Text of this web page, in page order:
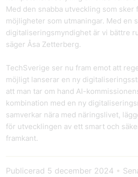
Med den snabba utveckling som sker
möjligheter som utmaningar. Med en
digitaliseringsmyndighet är vi bättre
säger Åsa Zetterberg.
TechSverige ser nu fram emot att
möjligt lanserar en ny
att man tar om hand AI-
kombination med en ny
samverkar nära med näringslivet,
för utvecklingen av ett smart och
framkant.
Publicerad 5 december 2024 •